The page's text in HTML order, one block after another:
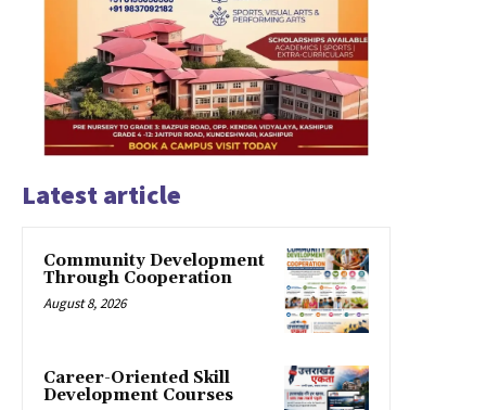
Latest article
Community Development
Through Cooperation
August 8, 2026
Career-Oriented Skill
Development Courses